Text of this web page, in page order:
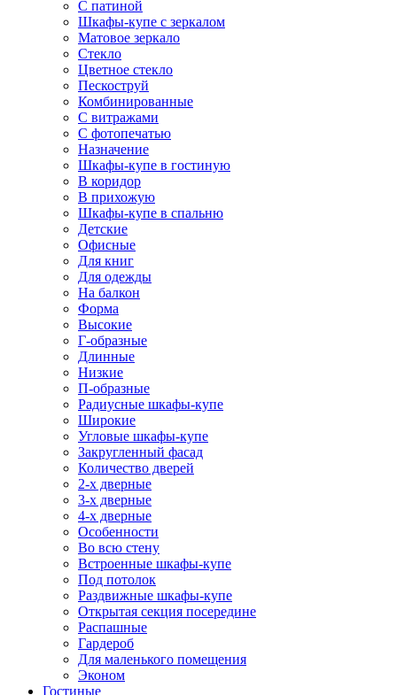
С патиной
Шкафы-купе с зеркалом
Матовое зеркало
Стекло
Цветное стекло
Пескоструй
Комбинированные
С витражами
С фотопечатью
Назначение
Шкафы-купе в гостиную
В коридор
В прихожую
Шкафы-купе в спальню
Детские
Офисные
Для книг
Для одежды
На балкон
Форма
Высокие
Г-образные
Длинные
Низкие
П-образные
Радиусные шкафы-купе
Широкие
Угловые шкафы-купе
Закругленный фасад
Количество дверей
2-х дверные
3-х дверные
4-х дверные
Особенности
Во всю стену
Встроенные шкафы-купе
Под потолок
Раздвижные шкафы-купе
Открытая секция посередине
Распашные
Гардероб
Для маленького помещения
Эконом
Гостиные